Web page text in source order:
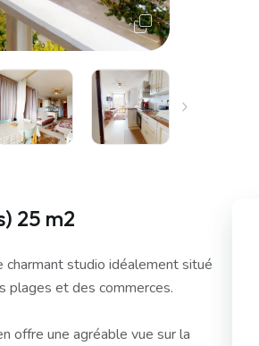
25 m2
studio idéalement situé
plages et des commerces.
offre une agréable vue sur la